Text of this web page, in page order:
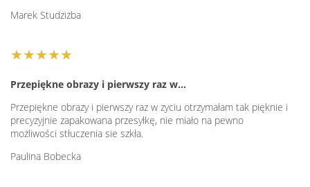
Marek Studziżba
★★★★★
Przepiękne obrazy i pierwszy raz w…
Przepiękne obrazy i pierwszy raz w zyciu otrzymałam tak pięknie i
precyzyjnie zapakowana przesyłkę, nie miało na pewno
możliwości stłuczenia sie szkła.
Paulina Bobecka